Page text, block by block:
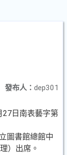
發布人： dep301
27日南表藝字第
圖書館總館中
）出席。